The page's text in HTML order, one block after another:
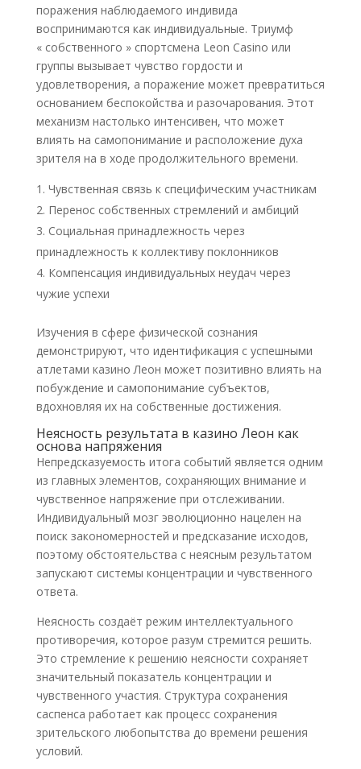
поражения наблюдаемого индивида
воспринимаются как индивидуальные. Триумф
« собственного » спортсмена Leon Casino или
группы вызывает чувство гордости и
удовлетворения, а поражение может превратиться
основанием беспокойства и разочарования. Этот
механизм настолько интенсивен, что может
влиять на самопонимание и расположение духа
зрителя на в ходе продолжительного времени.
Чувственная связь к специфическим участникам
Перенос собственных стремлений и амбиций
Социальная принадлежность через
принадлежность к коллективу поклонников
Компенсация индивидуальных неудач через
чужие успехи
Изучения в сфере физической сознания
демонстрируют, что идентификация с успешными
атлетами казино Леон может позитивно влиять на
побуждение и самопонимание субъектов,
вдохновляя их на собственные достижения.
Неясность результата в казино Леон как
основа напряжения
Непредсказуемость итога событий является одним
из главных элементов, сохраняющих внимание и
чувственное напряжение при отслеживании.
Индивидуальный мозг эволюционно нацелен на
поиск закономерностей и предсказание исходов,
поэтому обстоятельства с неясным результатом
запускают системы концентрации и чувственного
ответа.
Неясность создаёт режим интеллектуального
противоречия, которое разум стремится решить.
Это стремление к решению неясности сохраняет
значительный показатель концентрации и
чувственного участия. Структура сохранения
саспенса работает как процесс сохранения
зрительского любопытства до времени решения
условий.